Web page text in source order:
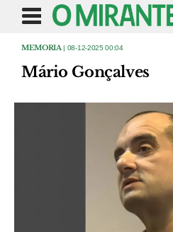
MEMORIA | 08-12-2025 00:04
Mário Gonçalves